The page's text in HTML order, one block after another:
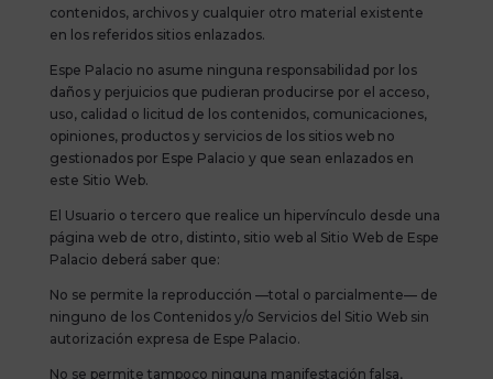
contenidos, archivos y cualquier otro material existente
en los referidos sitios enlazados.
Espe Palacio no asume ninguna responsabilidad por los
daños y perjuicios que pudieran producirse por el acceso,
uso, calidad o licitud de los contenidos, comunicaciones,
opiniones, productos y servicios de los sitios web no
gestionados por Espe Palacio y que sean enlazados en
este Sitio Web.
El Usuario o tercero que realice un hipervínculo desde una
página web de otro, distinto, sitio web al Sitio Web de Espe
Palacio deberá saber que:
No se permite la reproducción —total o parcialmente— de
ninguno de los Contenidos y/o Servicios del Sitio Web sin
autorización expresa de Espe Palacio.
No se permite tampoco ninguna manifestación falsa,